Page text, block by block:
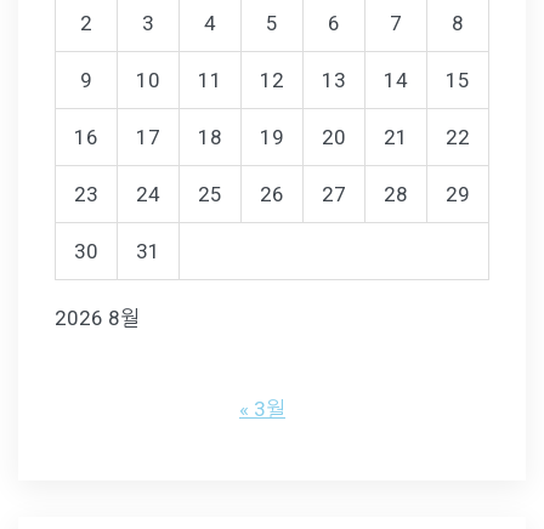
2026 8월
2 3 4 5 6 7 8
9 10 11 12 13 14 15
16 17 18 19 20 21 22
23 24 25 26 27 28 29
30 31
« 3월